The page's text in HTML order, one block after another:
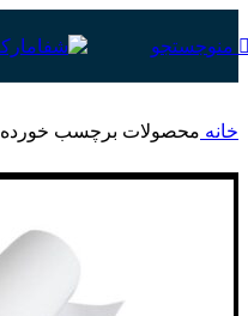
منوجستجو
خانه محصولات برچسب خورده